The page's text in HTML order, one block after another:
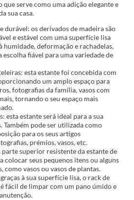
que serve como uma adição elegante e
sua casa.
durável: os derivados de madeira são
e estável com uma superfície lisa
humidade, deformação e rachadelas,
escolha fiável para uma variedade de
esta estante foi concebida com
um amplo espaço para
fotografias da família, vasos com
tornando o seu espaço mais
esta estante será ideal para a sua
Também pode ser utilizada como
para os seus artigos
prémios, vasos, etc.
parte superior resistente da estante de
colocar seus pequenos itens ou alguns
como vasos ou vasos de plantas.
à sua superfície lisa, o rack de
fácil de limpar com um pano úmido e